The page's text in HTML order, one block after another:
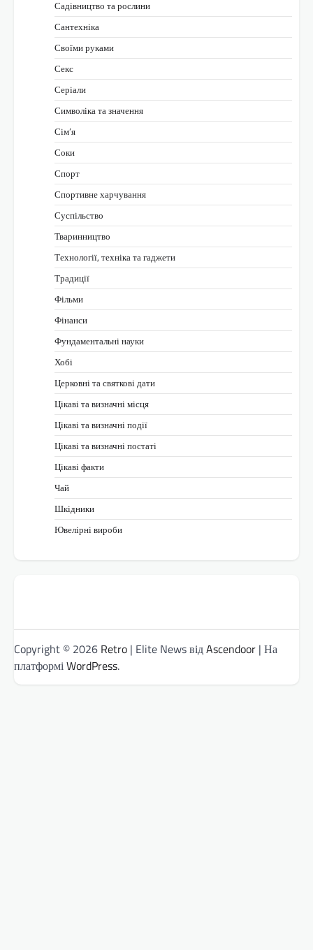
Садівництво та рослини
Сантехніка
Своїми руками
Секс
Серіали
Символіка та значення
Сім’я
Соки
Спорт
Спортивне харчування
Суспільство
Тваринництво
Технології, техніка та гаджети
Традиції
Фільми
Фінанси
Фундаментальні науки
Хобі
Церковні та святкові дати
Цікаві та визначні місця
Цікаві та визначні події
Цікаві та визначні постаті
Цікаві факти
Чай
Шкідники
Ювелірні вироби
Copyright © 2026 Retro | Elite News відAscendoor | На
платформіWordPress.